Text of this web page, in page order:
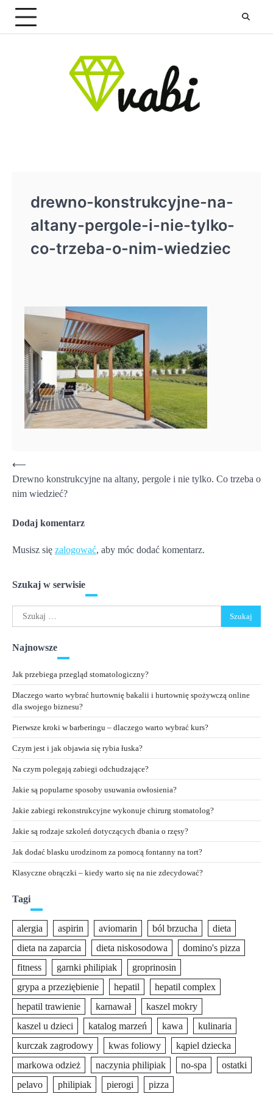
Skip
content
drewno-konstrukcyjne-na-
altany-pergole-i-nie-tylko-
co-trzeba-o-nim-wiedziec
Nawigacja
wpisu
⟵
Drewno konstrukcyjne na altany, pergole i nie tylko. Co trzeba o
nim wiedzieć?
Dodaj komentarz
Musisz się zalogować, aby móc dodać komentarz.
Szukaj w serwisie
Szukaj:
Najnowsze
Jak przebiega przegląd stomatologiczny?
Dlaczego warto wybrać hurtownię bakalii i hurtownię spożywczą online
dla swojego biznesu?
Pierwsze kroki w barberingu – dlaczego warto wybrać kurs?
Czym jest i jak objawia się rybia łuska?
Na czym polegają zabiegi odchudzające?
Jakie są popularne sposoby usuwania owłosienia?
Jakie zabiegi rekonstrukcyjne wykonuje chirurg stomatolog?
Jakie są rodzaje szkoleń dotyczących dbania o rzęsy?
Jak dodać blasku urodzinom za pomocą fontanny na tort?
Klasyczne obrączki – kiedy warto się na nie zdecydować?
Tagi
alergia aspirin aviomarin ból brzucha
dieta
dieta na zaparcia
dieta niskosodowa
domino's pizza
fitness
garnki philipiak
groprinosin
grypa a przeziębienie
hepatil
hepatil complex
hepatil trawienie
karnawał
kaszel mokry
kaszel u dzieci
katalog marzeń kawa
kulinaria
kurczak zagrodowy
kwas foliowy
kąpiel dziecka
markowa odzież
naczynia philipiak no-spa
ostatki
pelavo
philipiak pierogi pizza